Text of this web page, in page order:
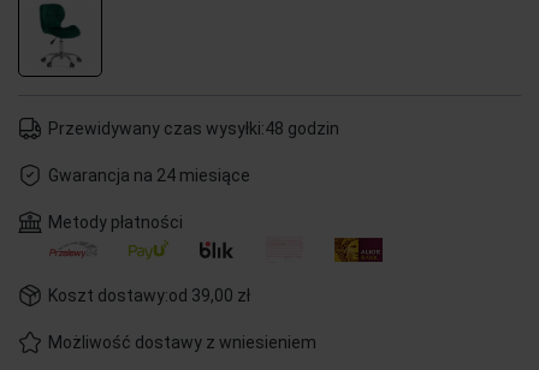
Przewidywany czas wysyłki:48 godzin
Gwarancja na 24 miesiące
Metody płatności
Koszt dostawy:od 39,00 zł
Możliwość dostawy z wniesieniem